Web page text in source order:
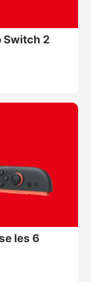
Switch 2
les 6